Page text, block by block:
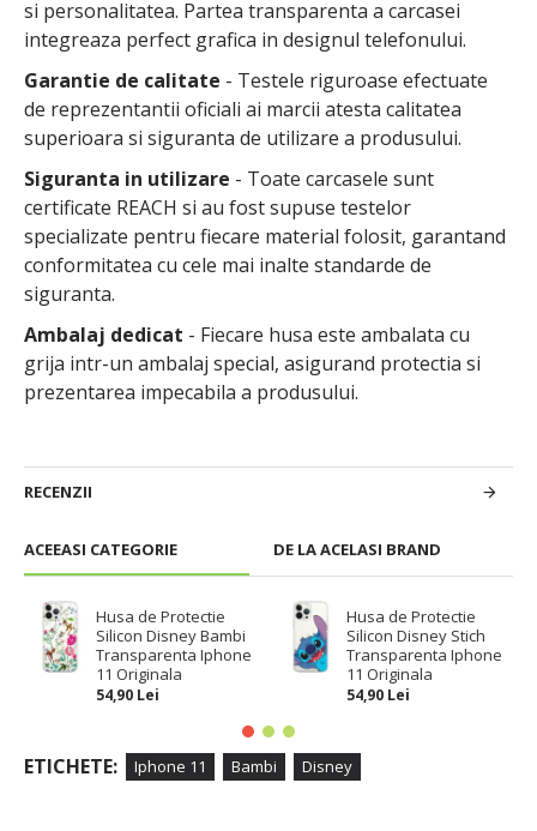
ACEEASI CATEGORIE DE LA ACELASI BRAND
Husa de Protectie
Silicon Disney Bambi
Transparenta Iphone
11 Originala
54,90 Lei
Husa de Protectie
Silicon Disney Stich
Transparenta Iphone
11 Originala
54,90 Lei
si personalitatea. Partea transparenta a carcasei
integreaza perfect grafica in designul telefonului.
Garantie de calitate - Testele riguroase efectuate
de reprezentantii oficiali ai marcii atesta calitatea
superioara si siguranta de utilizare a produsului.
Siguranta in utilizare - Toate carcasele sunt
certificate REACH si au fost supuse testelor
specializate pentru fiecare material folosit, garantand
conformitatea cu cele mai inalte standarde de
siguranta.
Ambalaj dedicat - Fiecare husa este ambalata cu
grija intr-un ambalaj special, asigurand protectia si
prezentarea impecabila a produsului.
RECENZII
ETICHETE: Iphone 11 Bambi Disney